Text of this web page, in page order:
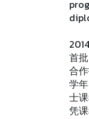
首
合
学
士
凭课